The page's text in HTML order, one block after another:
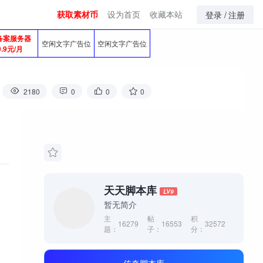
获取素材币 设为首页 收藏本站 登录 /注册
案服务器
元/月
空闲文字广告位 空闲文字广告位
2180 0 0 0
天天脚本库 LV9
暂无简介
主
题：
16279
帖
子：
16553
积
分：
32572